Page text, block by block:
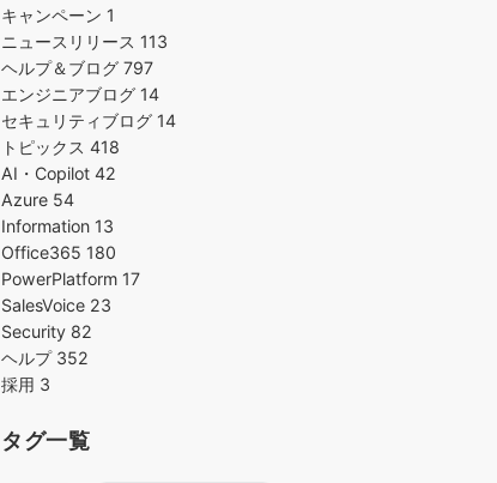
キャンペーン 1
ニュースリリース 113
ヘルプ＆ブログ 797
エンジニアブログ 14
セキュリティブログ 14
トピックス 418
AI・Copilot 42
Azure 54
Information 13
Office365 180
PowerPlatform 17
SalesVoice 23
Security 82
ヘルプ 352
採用 3
タグ一覧